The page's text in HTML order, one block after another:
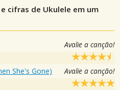
cifras de Ukulele em um
Avalie a canção!
She's Gone) Avalie a canção!